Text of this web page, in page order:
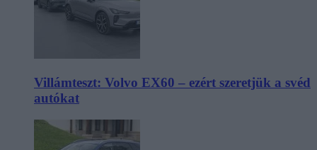
Villámteszt: Volvo EX60 – ezért szeretjük a svéd
autókat